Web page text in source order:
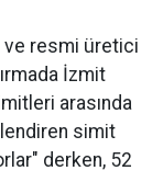
ve resmi üretici
İzmit
arasında
simit
derken, 52